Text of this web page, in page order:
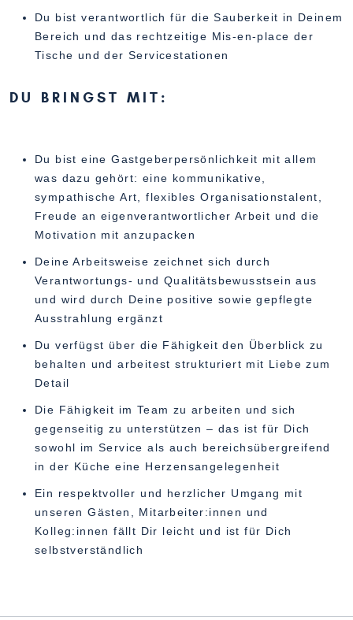
Du bist verantwortlich für die Sauberkeit in Deinem
Bereich und das rechtzeitige Mis-en-place der
Tische und der Servicestationen
DU BRINGST MIT:
Du bist eine Gastgeberpersönlichkeit mit allem
was dazu gehört: eine kommunikative,
sympathische Art, flexibles Organisationstalent,
Freude an eigenverantwortlicher Arbeit und die
Motivation mit anzupacken
Deine Arbeitsweise zeichnet sich durch
Verantwortungs- und Qualitätsbewusstsein aus
und wird durch Deine positive sowie gepflegte
Ausstrahlung ergänzt
Du verfügst über die Fähigkeit den Überblick zu
behalten und arbeitest strukturiert mit Liebe zum
Detail
Die Fähigkeit im Team zu arbeiten und sich
gegenseitig zu unterstützen – das ist für Dich
sowohl im Service als auch bereichsübergreifend
in der Küche eine Herzensangelegenheit
Ein respektvoller und herzlicher Umgang mit
unseren Gästen, Mitarbeiter:innen und
Kolleg:innen fällt Dir leicht und ist für Dich
selbstverständlich